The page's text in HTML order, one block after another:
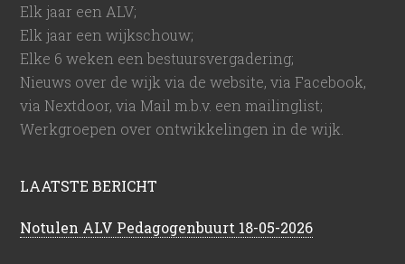
Elk jaar een ALV;
Elk jaar een wijkschouw;
Elke 6 weken een bestuursvergadering;
Nieuws over de wijk via de website, via Facebook,
via Nextdoor, via Mail m.b.v. een mailinglist;
Werkgroepen over ontwikkelingen in de wijk.
LAATSTE BERICHT
Notulen ALV Pedagogenbuurt 18-05-2026